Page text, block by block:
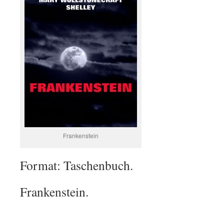
Frankenstein
Format: Taschenbuch.
Frankenstein.